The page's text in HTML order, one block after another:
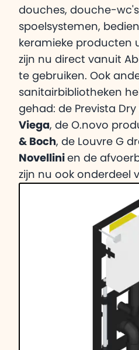
douches, douche-
spoelsystemen,
keramieke producten
zijn nu direct vanuit
te gebruiken. Ook
sanitairbibliotheken
gehad: de Prevista
Viega, de O.novo
& Boch, de Louvre G
Novellini en de
zijn nu ook onderdeel